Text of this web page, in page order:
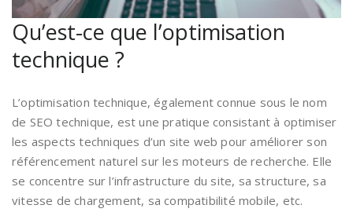
Qu’est-ce que l’optimisation
technique ?
L’optimisation technique, également connue sous le nom
de SEO technique, est une pratique consistant à optimiser
les aspects techniques d’un site web pour améliorer son
référencement naturel sur les moteurs de recherche. Elle
se concentre sur l’infrastructure du site, sa structure, sa
vitesse de chargement, sa compatibilité mobile, etc.